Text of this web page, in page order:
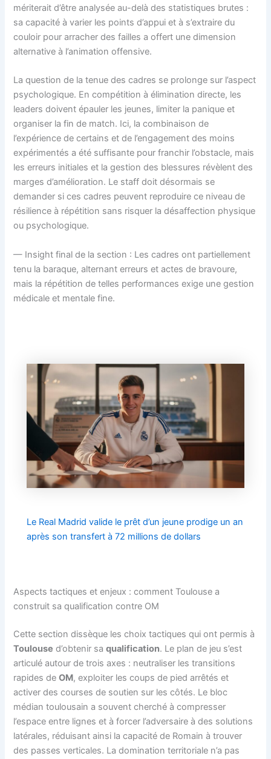
mériterait d’être analysée au-delà des statistiques brutes :
sa capacité à varier les points d’appui et à s’extraire du
couloir pour arracher des failles a offert une dimension
alternative à l’animation offensive.
La question de la tenue des cadres se prolonge sur l’aspect
psychologique. En compétition à élimination directe, les
leaders doivent épauler les jeunes, limiter la panique et
organiser la fin de match. Ici, la combinaison de
l’expérience de certains et de l’engagement des moins
expérimentés a été suffisante pour franchir l’obstacle, mais
les erreurs initiales et la gestion des blessures révèlent des
marges d’amélioration. Le staff doit désormais se
demander si ces cadres peuvent reproduire ce niveau de
résilience à répétition sans risquer la désaffection physique
ou psychologique.
— Insight final de la section : Les cadres ont partiellement
tenu la baraque, alternant erreurs et actes de bravoure,
mais la répétition de telles performances exige une gestion
médicale et mentale fine.
Le Real Madrid valide le prêt d’un jeune prodige un an
après son transfert à 72 millions de dollars
Aspects tactiques et enjeux : comment Toulouse a
construit sa qualification contre OM
Cette section dissèque les choix tactiques qui ont permis à
Toulouse d’obtenir saqualification. Le plan de jeu s’est
articulé autour de trois axes : neutraliser les transitions
rapides deOM, exploiter les coups de pied arrêtés et
activer des courses de soutien sur les côtés. Le bloc
médian toulousain a souvent cherché à compresser
l’espace entre lignes et à forcer l’adversaire à des solutions
latérales, réduisant ainsi la capacité de Romain à trouver
des passes verticales. La domination territoriale n’a pas